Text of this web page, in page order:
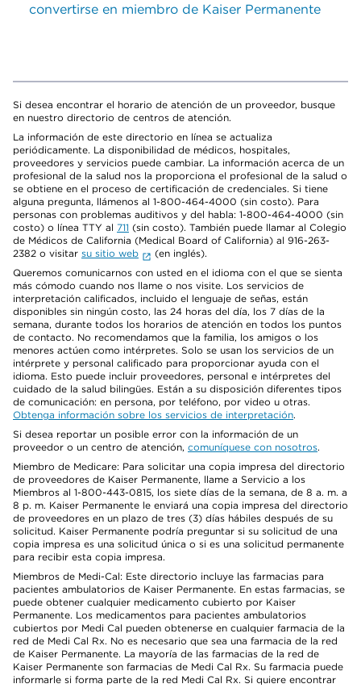
convertirse en miembro de Kaiser Permanente
Si desea encontrar el horario de atención de un proveedor, busque
en nuestro directorio de centros de atención.
La información de este directorio en línea se actualiza
periódicamente. La disponibilidad de médicos, hospitales,
proveedores y servicios puede cambiar. La información acerca de un
profesional de la salud nos la proporciona el profesional de la salud o
se obtiene en el proceso de certificación de credenciales. Si tiene
alguna pregunta, llámenos al 1-800-464-4000 (sin costo). Para
personas con problemas auditivos y del habla: 1-800-464-4000 (sin
costo) o línea TTY al 711 (sin costo). También puede llamar al Colegio
de Médicos de California (Medical Board of California) al 916-263-
2382 o visitar su sitio web
(en inglés).
Queremos comunicarnos con usted en el idioma con el que se sienta
más cómodo cuando nos llame o nos visite. Los servicios de
interpretación calificados, incluido el lenguaje de señas, están
disponibles sin ningún costo, las 24 horas del día, los 7 días de la
semana, durante todos los horarios de atención en todos los puntos
de contacto. No recomendamos que la familia, los amigos o los
menores actúen como intérpretes. Solo se usan los servicios de un
intérprete y personal calificado para proporcionar ayuda con el
idioma. Esto puede incluir proveedores, personal e intérpretes del
cuidado de la salud bilingües. Están a su disposición diferentes tipos
de comunicación: en persona, por teléfono, por video u otras.
Obtenga información sobre los servicios de interpretación.
Si desea reportar un posible error con la información de un
proveedor o un centro de atención, comuníquese con nosotros.
Miembro de Medicare: Para solicitar una copia impresa del directorio
de proveedores de Kaiser Permanente, llame a Servicio a los
Miembros al 1-800-443-0815, los siete días de la semana, de 8 a. m. a
8 p. m. Kaiser Permanente le enviará una copia impresa del directorio
de proveedores en un plazo de tres (3) días hábiles después de su
solicitud. Kaiser Permanente podría preguntar si su solicitud de una
copia impresa es una solicitud única o si es una solicitud permanente
para recibir esta copia impresa.
Miembros de Medi-Cal: Este directorio incluye las farmacias para
pacientes ambulatorios de Kaiser Permanente. En estas farmacias, se
puede obtener cualquier medicamento cubierto por Kaiser
Permanente. Los medicamentos para pacientes ambulatorios
cubiertos por Medi Cal pueden obtenerse en cualquier farmacia de la
red de Medi Cal Rx. No es necesario que sea una farmacia de la red
de Kaiser Permanente. La mayoría de las farmacias de la red de
Kaiser Permanente son farmacias de Medi Cal Rx. Su farmacia puede
informarle si forma parte de la red Medi Cal Rx. Si quiere encontrar